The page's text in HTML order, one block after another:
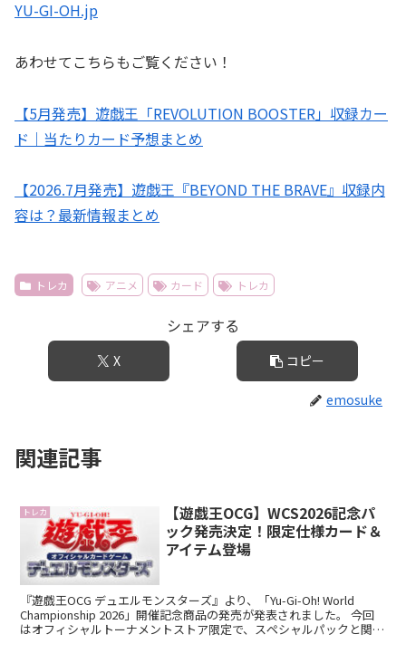
YU-GI-OH.jp
あわせてこちらもご覧ください！
【5月発売】遊戯王「REVOLUTION BOOSTER」収録カー
ド｜当たりカード予想まとめ
【2026.7月発売】遊戯王『BEYOND THE BRAVE』収録内
容は？最新情報まとめ
トレカ アニメ カード トレカ
シェアする
X コピー
emosuke
関連記事
トレカ
【遊戯王OCG】WCS2026記念パ
ック発売決定！限定仕様カード＆
アイテム登場
『遊戯王OCG デュエルモンスターズ』より、「Yu-Gi-Oh! World
Championship 2026」開催記念商品の発売が発表されました。 今回
はオフィシャルトーナメントストア限定で、スペシャルパックと関連